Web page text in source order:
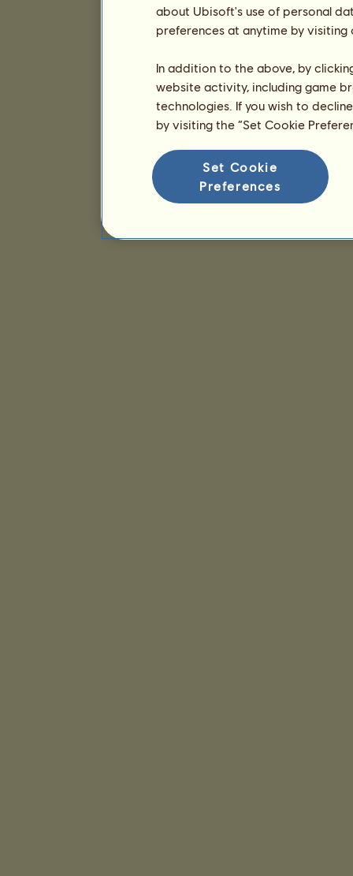
about Ubisoft's use of personal
preferences at anytime by
In addition to the above, by
website activity, including game
technologies. If you wish to
by visiting the “Set Cookie
Set Cookie
Preferences